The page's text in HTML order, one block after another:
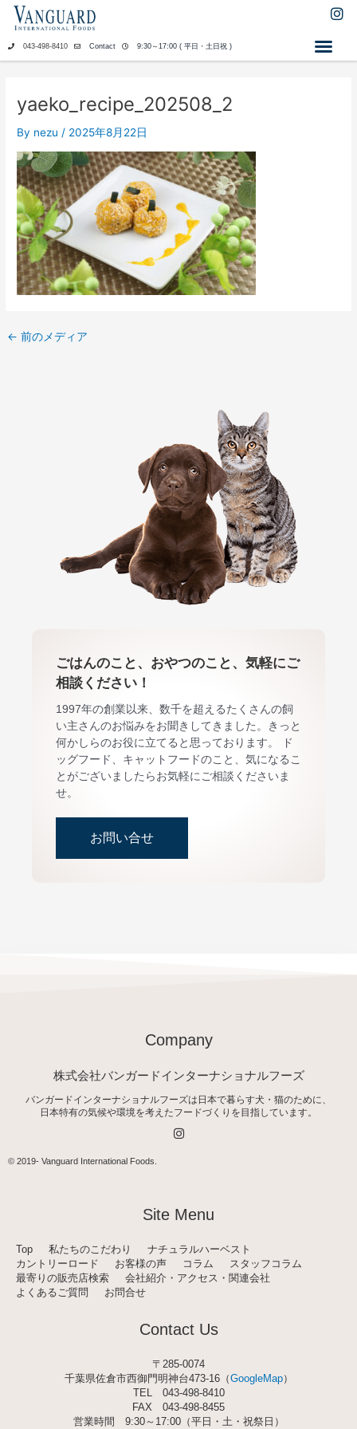
ス
I
043-498-8410 Contact 9:30～17:00 ( 平日・土日祝 )
yaeko_recipe_202508_2
By nezu / 2025年8月22日
← 前のメディア
ごはんのこと、おやつのこと、気軽にご
相談ください！
1997年の創業以来、数千を超えるたくさんの飼
い主さんのお悩みをお聞きしてきました。きっと
何かしらのお役に立てると思っております。 ド
ッグフード、キャットフードのこと、気になるこ
とがございましたらお気軽にご相談くださいま
せ。
お問い合せ
Company
株式会社バンガードインターナショナルフーズ
バンガードインターナショナルフーズは日本で暮らす犬・猫のために、
日本特有の気候や環境を考えたフードづくりを目指しています。
I
n
a
m
© 2019- Vanguard International Foods
Site Menu
Top 私たちのこだわり
ナチュラルハーベスト
カントリーロード
お客様の声 コラム
スタッフコラム
最寄りの販売店検索
会社紹介・アクセス・関連会社
よくあるご質問
お問合せ
Contact Us
〒285-0074
千葉県佐倉市西御門明神台473-16（GoogleMap）
TEL 043-498-8410
FAX 043-498-8455
営業時間 9:30～17:00（平日・土・祝祭日）